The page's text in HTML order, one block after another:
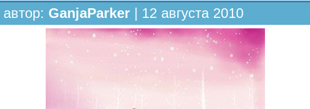
автор: GanjaParker | 12 августа 2010